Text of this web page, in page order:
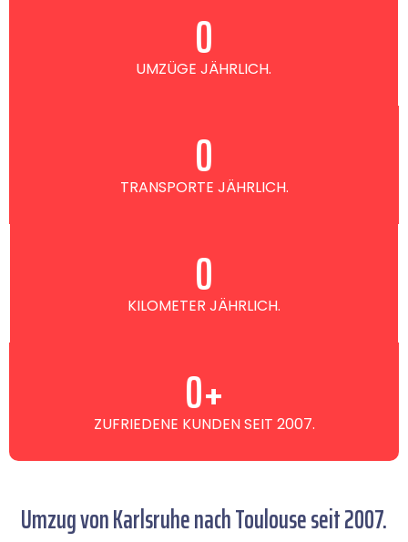
UMZÜGE JÄHRLICH.
0
TRANSPORTE JÄHRLICH.
0
KILOMETER JÄHRLICH.
0
ZUFRIEDENE KUNDEN SEIT 2007.
0+
Umzug von Karlsruhe nach Toulouse seit 2007.